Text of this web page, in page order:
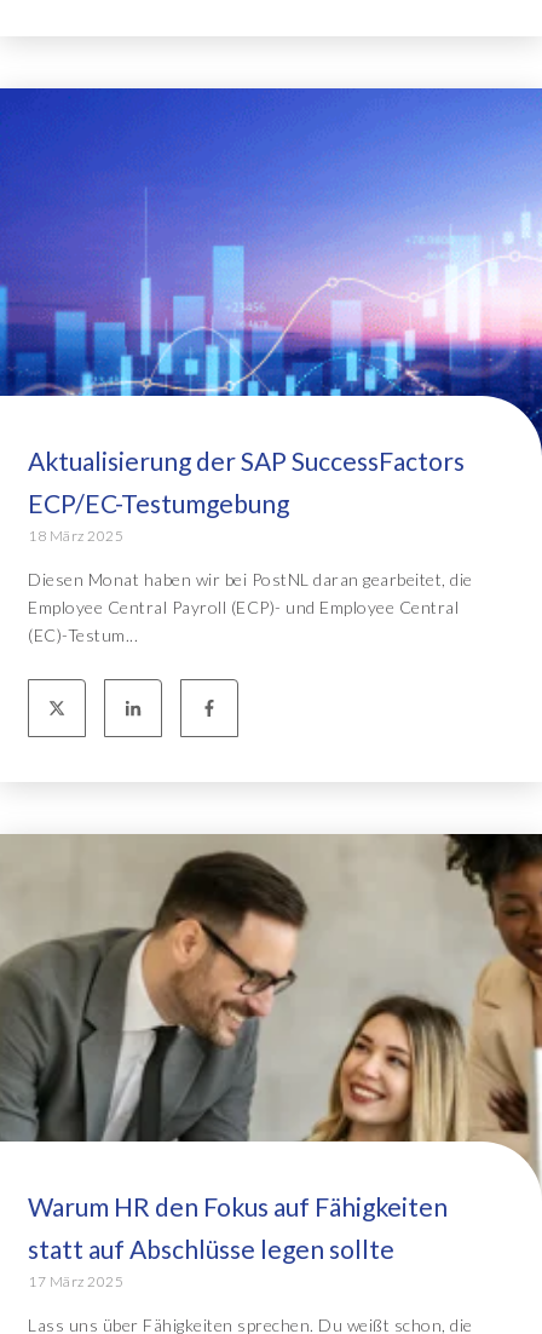
Aktualisierung der SAP SuccessFactors
ECP/EC-Testumgebung
18 März 2025
Diesen Monat haben wir bei PostNL daran gearbeitet, die
Employee Central Payroll (ECP)- und Employee Central
(EC)-Testum...
Warum HR den Fokus auf Fähigkeiten
statt auf Abschlüsse legen sollte
17 März 2025
Lass uns über Fähigkeiten sprechen. Du weißt schon, die